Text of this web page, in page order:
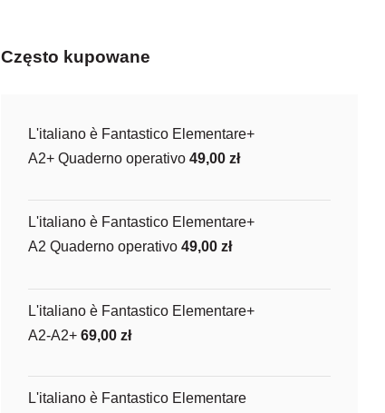
Często kupowane
L'italiano è Fantastico Elementare+
A2+ Quaderno operativo 49,00zł
L'italiano è Fantastico Elementare+
A2 Quaderno operativo 49,00zł
L'italiano è Fantastico Elementare+
A2-A2+ 69,00zł
L'italiano è Fantastico Elementare